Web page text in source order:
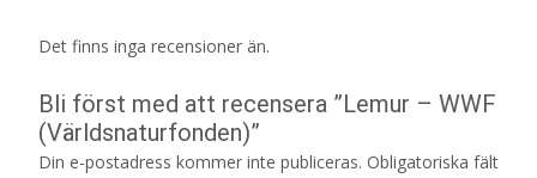
Det finns inga recensioner än.
Bli först med att recensera ”Lemur – WWF
(Världsnaturfonden)”
Din e-postadress kommer inte publiceras. Obligatoriska fält